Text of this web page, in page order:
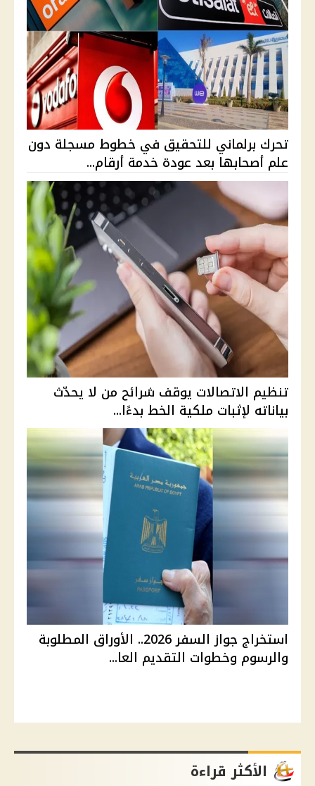
تحرك برلماني للتحقيق في خطوط مسجلة دون
علم أصحابها بعد عودة خدمة أرقام...
تنظيم الاتصالات يوقف شرائح من لا يحدّث
بياناته لإثبات ملكية الخط بدءًا...
استخراج جواز السفر 2026.. الأوراق المطلوبة
والرسوم وخطوات التقديم العا...
الأكثر قراءة